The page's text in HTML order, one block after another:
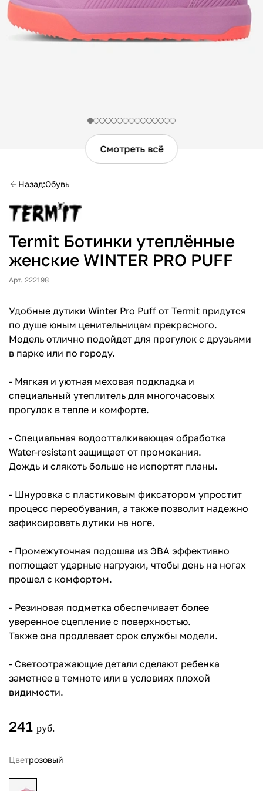
Смотреть всё
Назад Обувь
Termit Ботинки утеплённые
женские WINTER PRO PUFF
Арт. 222198
Удобные дутики Winter Pro Puff от Termit придутся
по душе юным ценительницам прекрасного.
Модель отлично подойдет для прогулок с друзьями
в парке или по городу.
- Мягкая и уютная меховая подкладка и
специальный утеплитель для многочасовых
прогулок в тепле и комфорте.
- Специальная водоотталкивающая обработка
Water-resistant защищает от промокания.
Дождь и слякоть больше не испортят планы.
- Шнуровка с пластиковым фиксатором упростит
процесс переобувания, а также позволит надежно
зафиксировать дутики на ноге.
- Промежуточная подошва из ЭВА эффективно
поглощает ударные нагрузки, чтобы день на ногах
прошел с комфортом.
- Резиновая подметка обеспечивает более
уверенное сцепление с поверхностью.
Также она продлевает срок службы модели.
- Светоотражающие детали сделают ребенка
заметнее в темноте или в условиях плохой
видимости.
241 руб.
Цветрозовый